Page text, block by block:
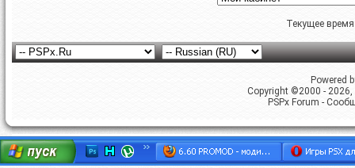
Текущее
Powered
Copyright ©2000 -
PSPx Forum -